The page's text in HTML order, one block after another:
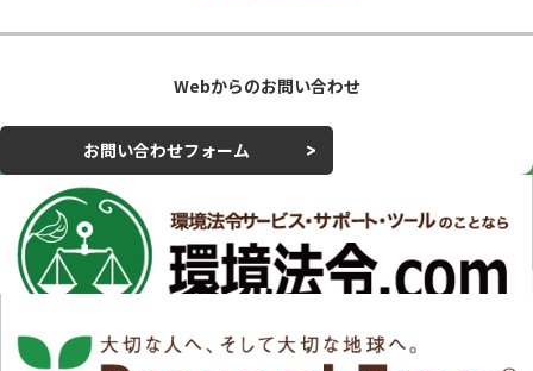
Webからのお問い合わせ
お問い合わせフォーム